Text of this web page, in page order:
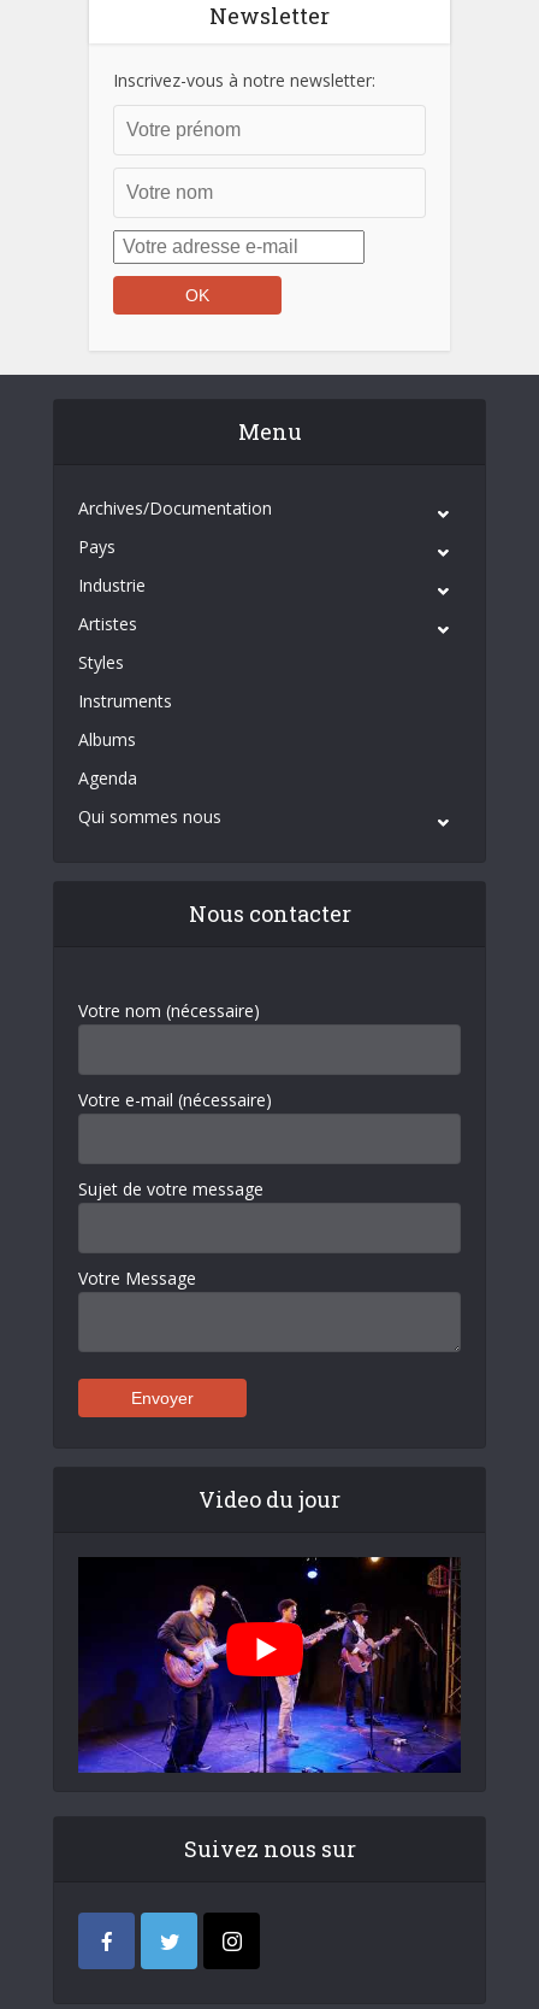
Newsletter
Inscrivez-vous à notre newsletter:
Menu
Archives/Documentation
Pays
Industrie
Artistes
Styles
Instruments
Albums
Agenda
Qui sommes nous
Nous contacter
Votre nom (nécessaire)
Votre e-mail (nécessaire)
Sujet de votre message
Votre Message
Video du jour
Suivez nous sur